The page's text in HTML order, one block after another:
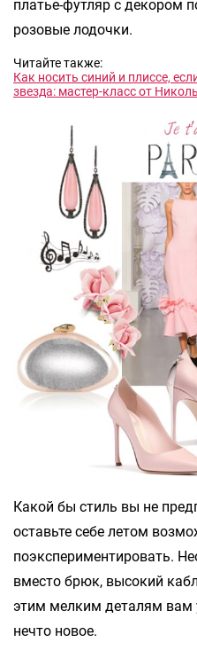
платье-футляр с декором
розовые лодочки.
Читайте также:
Как носить синий и плиссе,
звезда: мастер-класс от
Какой бы стиль вы не
оставьте себе летом
поэкспериментировать.
вместо брюк, высокий
этим мелким деталям вам
нечто новое.